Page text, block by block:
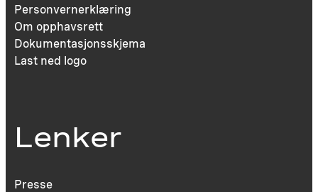
Personvernerklæring
Om opphavsrett
Dokumentasjonsskjema
Last ned logo
Lenker
Presse